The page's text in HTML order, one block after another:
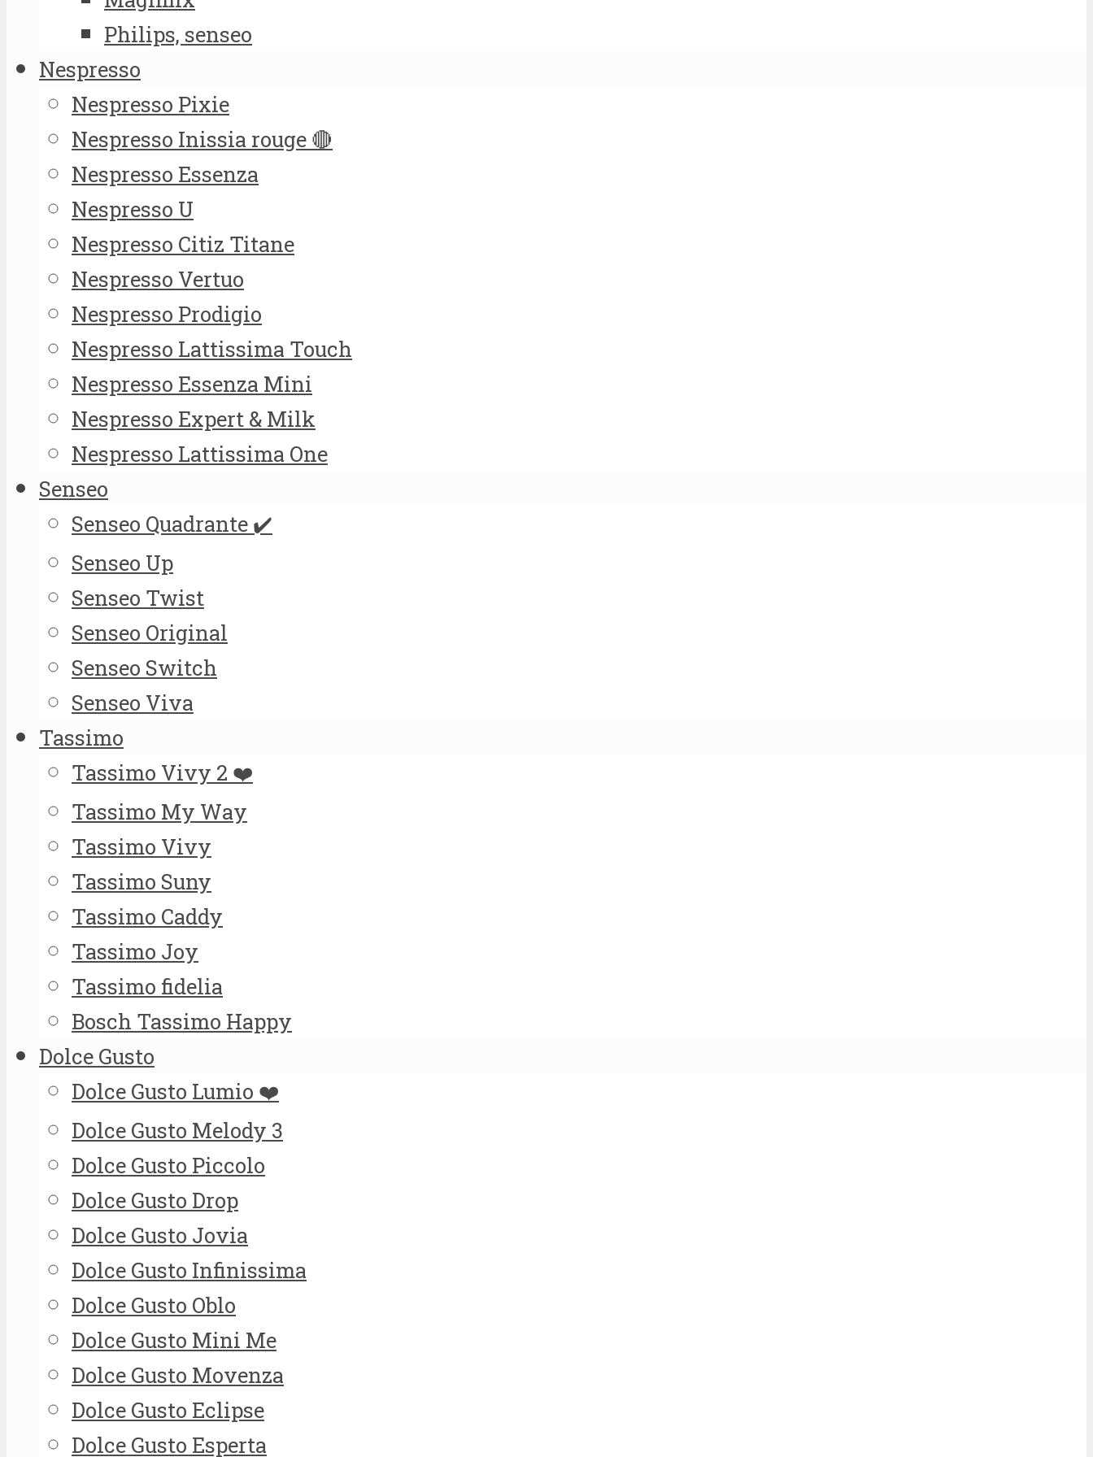
Philips, senseo
Nespresso
Nespresso Pixie
Nespresso Inissia rouge 🔴
Nespresso Essenza
Nespresso U
Nespresso Citiz Titane
Nespresso Vertuo
Nespresso Prodigio
Nespresso Lattissima Touch
Nespresso Essenza Mini
Nespresso Expert & Milk
Nespresso Lattissima One
Senseo
Senseo Quadrante ✔️
Senseo Up
Senseo Twist
Senseo Original
Senseo Switch
Senseo Viva
Tassimo
Tassimo Vivy 2 ❤️
Tassimo My Way
Tassimo Vivy
Tassimo Suny
Tassimo Caddy
Tassimo Joy
Tassimo fidelia
Bosch Tassimo Happy
Dolce Gusto
Dolce Gusto Lumio ❤️
Dolce Gusto Melody 3
Dolce Gusto Piccolo
Dolce Gusto Drop
Dolce Gusto Jovia
Dolce Gusto Infinissima
Dolce Gusto Oblo
Dolce Gusto Mini Me
Dolce Gusto Movenza
Dolce Gusto Eclipse
Dolce Gusto Esperta